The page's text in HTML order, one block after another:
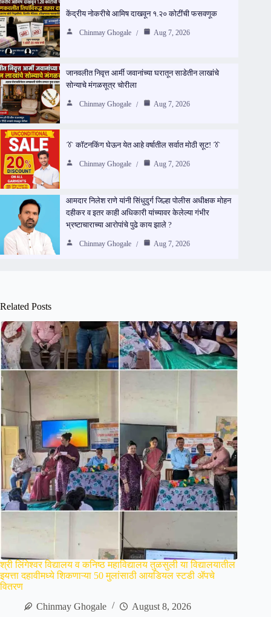
केंद्रीय नोकरीचे आमिष दाखवून १.२० कोटींची फसवणूक
Chinmay Ghogale Aug 7, 2026
जानवलीत निवृत्त आर्मी जवानांच्या घरातून साडेतीन लाखांचे
सोन्याचे मंगळसूत्र चोरीला
Chinmay Ghogale Aug 7, 2026
👔 कॉटनकिंग घेऊन येत आहे वर्षातील सर्वात मोठी सूट! 👔
Chinmay Ghogale Aug 7, 2026
आमदार निलेश राणे यांनी सिंधुदुर्ग जिल्हा पोलीस अधीक्षक मोहन
दहीकर व इतर काही अधिकारी यांच्यावर केलेल्या गंभीर
भ्रष्टाचाराच्या आरोपांचे पुढे काय झाले ?
Chinmay Ghogale Aug 7, 2026
Related Posts
श्री लिंगेश्वर विद्यालय व कनिष्ठ महाविद्यालय तुळसुली या विद्यालयातील
इयत्ता दहावीमध्ये शिकणाऱ्या 50 मुलांसाठी आयडियल स्टडी ॲपचे
वितरण
Chinmay Ghogale
August 8, 2026